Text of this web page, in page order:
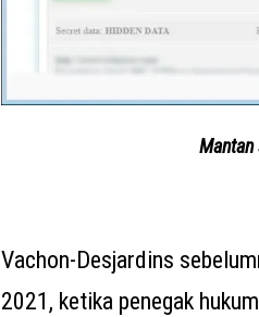
Vachon-Desjardins
2021, ketika penegak